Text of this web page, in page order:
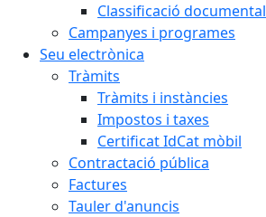
Classificació documental
Campanyes i programes
Seu electrònica
Tràmits
Tràmits i instàncies
Impostos i taxes
Certificat IdCat mòbil
Contractació pública
Factures
Tauler d'anuncis